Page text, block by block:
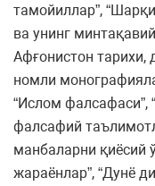
тамойиллар”,
ва унинг
Афғонистон тарихи,
номли
“Ислом
фалсафий
манбаларни қиёсий
жараёнлар”, “Дунё